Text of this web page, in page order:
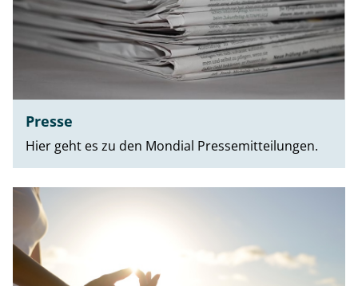
Presse
Hier geht es zu den Mondial Pressemitteilungen.